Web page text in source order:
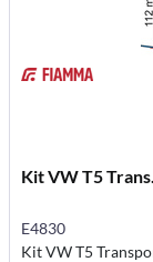
Kit VW T5
E4830
Kit VW T5